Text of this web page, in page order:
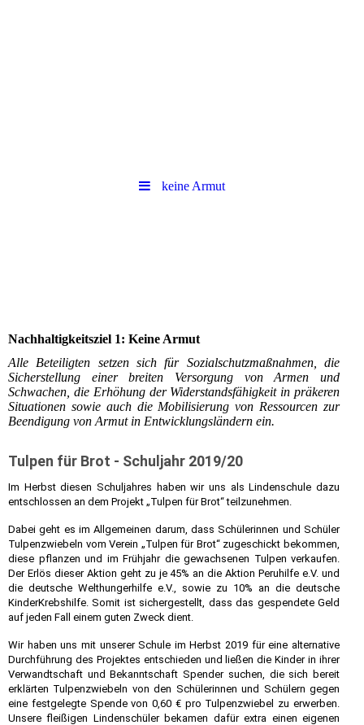
keine Armut
Nachhaltigkeitsziel 1: Keine Armut
Alle Beteiligten setzen sich für Sozialschutzmaßnahmen, die
Sicherstellung einer breiten Versorgung von Armen und
Schwachen, die Erhöhung der Widerstandsfähigkeit in präkeren
Situationen sowie auch die Mobilisierung von Ressourcen zur
Beendigung von Armut in Entwicklungsländern ein.
Tulpen für Brot - Schuljahr 2019/20
Im Herbst diesen Schuljahres haben wir uns als Lindenschule dazu
entschlossen an dem Projekt „Tulpen für Brot“ teilzunehmen.
Dabei geht es im Allgemeinen darum, dass Schülerinnen und Schüler
Tulpenzwiebeln vom Verein „Tulpen für Brot“ zugeschickt bekommen,
diese pflanzen und im Frühjahr die gewachsenen Tulpen verkaufen.
Der Erlös dieser Aktion geht zu je 45% an die Aktion Peruhilfe e.V. und
die deutsche Welthungerhilfe e.V., sowie zu 10% an die deutsche
KinderKrebshilfe. Somit ist sichergestellt, dass das gespendete Geld
auf jeden Fall einem guten Zweck dient.
Wir haben uns mit unserer Schule im Herbst 2019 für eine alternative
Durchführung des Projektes entschieden und ließen die Kinder in ihrer
Verwandtschaft und Bekanntschaft Spender suchen, die sich bereit
erklärten Tulpenzwiebeln von den Schülerinnen und Schülern gegen
eine festgelegte Spende von 0,60 € pro Tulpenzwiebel zu erwerben.
Unsere fleißigen Lindenschüler bekamen dafür extra einen eigenen